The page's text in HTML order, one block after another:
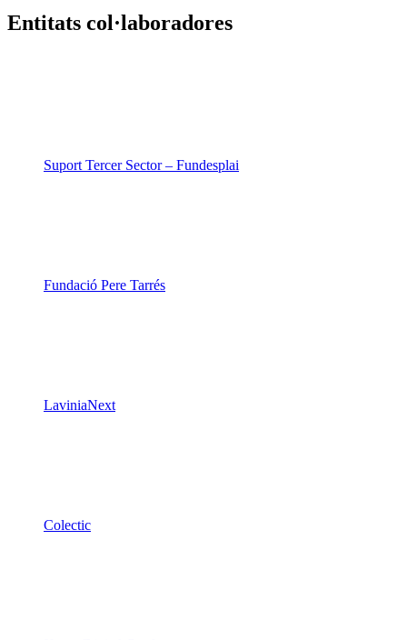
Entitats col·laboradores
Suport Tercer Sector – Fundesplai
Fundació Pere Tarrés
LaviniaNext
Colectic